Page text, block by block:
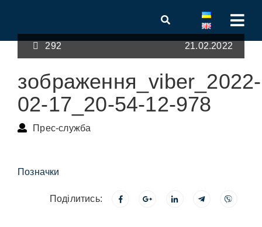
292 21.02.2022
зображення_viber_2022-
02-17_20-54-12-978
Прес-служба
Позначки
Поділитись: